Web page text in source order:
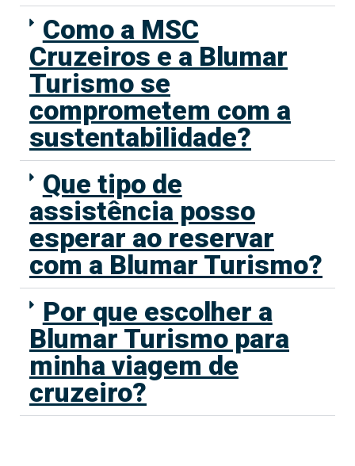
Como a MSC
Cruzeiros e a Blumar
Turismo se
comprometem com a
sustentabilidade?
Que tipo de
assistência posso
esperar ao reservar
com a Blumar Turismo?
Por que escolher a
Blumar Turismo para
minha viagem de
cruzeiro?